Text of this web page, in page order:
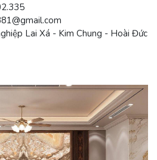
Lai Xá - Kim Chung - Hoài Đức